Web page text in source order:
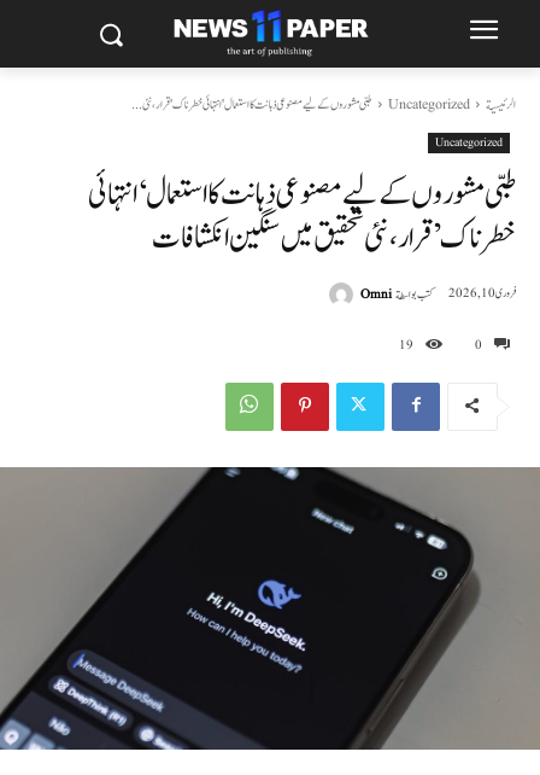
الرئيسية Uncategorized طبی مشوروں کے لیے مصنوعی ذہانت کا استعمال 'انتہائی خطرناک' قرار، نئی...
Uncategorized
طبی مشوروں کے لیے مصنوعی ذہانت کا استعمال ‘انتہائی
خطرناک’ قرار، نئی تحقیق میں سنگین انکشافات
0
19
فروری 10, 2026 كتب بواسطةOmni